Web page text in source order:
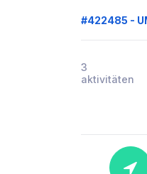
#422485 -
3
aktivitäten